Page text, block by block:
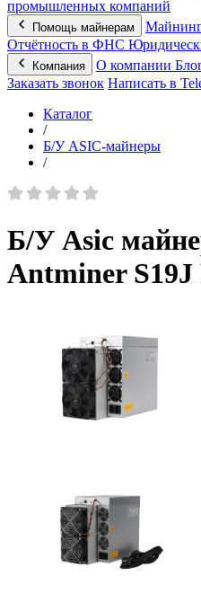
промышленных компаний
Помощь майнерам Майнинг
Отчётность в ФНС
Компания О компании
Заказать звонок Написать в
Каталог
/
Б/У ASIC-майнеры
/
Б/У Asic
Antminer S19J